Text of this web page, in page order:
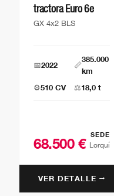
tractora Euro 6e
GX 4x2 BLS
📅2022 📏
385.000
km
⚙️510 CV ⚖️18,0 t
68.500 €
SEDE
Lorquí
VER DETALLE →